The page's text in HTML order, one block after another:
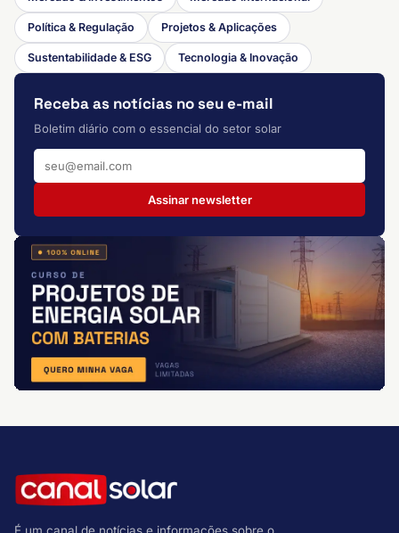
Política & Regulação Projetos & Aplicações
Sustentabilidade & ESG Tecnologia & Inovação
Receba as notícias no seu e-mail
Boletim diário com o essencial do setor solar
Assinar newsletter